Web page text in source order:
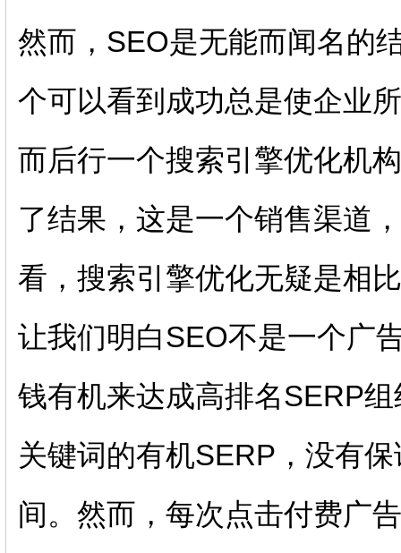
然而，SEO是无能而闻名的
个可以看到成功总是使企业
而后行一个搜索引擎优化机
了结果，这是一个销售渠道
看，搜索引擎优化无疑是相
让我们明白SEO不是一个广
钱有机来达成高排名SERP
关键词的有机SERP，没有
间。然而，每次点击付费广